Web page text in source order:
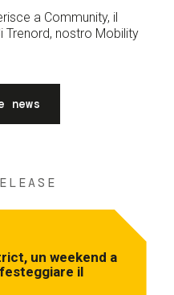
a Community, il
nostro Mobility
news
un weekend a
il